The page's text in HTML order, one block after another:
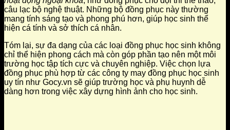
câu lạc bộ nghệ thuật. Những bộ đồng phục này thường
mang tính sáng tạo và phong phú hơn, giúp học sinh thể
hiện cá tính và sở thích cá nhân.
Tóm lại, sự đa dạng của các loại đồng phục học sinh không
chỉ thể hiện phong cách mà còn góp phần tạo nên một môi
trường học tập tích cực và chuyên nghiệp. Việc chọn lựa
đồng phục phù hợp từ các công ty may đồng phục học sinh
uy tín như Gocy.vn sẽ giúp trường học và phụ huynh dễ
dàng hơn trong việc xây dựng hình ảnh cho học sinh.